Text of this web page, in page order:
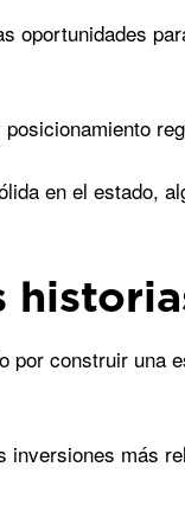
oportunidades
en el estado,
por construir una
inversiones más